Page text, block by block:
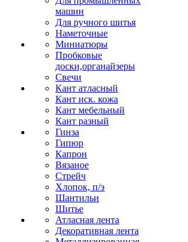
машин
Для ручного шитья
Наметочные
Миниатюры
Пробковые
доски,органайзеры
Свечи
Кант атласный
Кант иск. кожа
Кант мебельный
Кант разный
Гинза
Гипюр
Капрон
Вязаное
Стрейч
Хлопок, п/э
Шантильи
Шитье
Атласная лента
Декоративная лента